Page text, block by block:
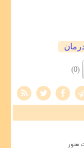
(0)
محور